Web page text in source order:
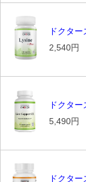
ドクタ
2,540円
ドクタ
5,490円
ドクタ